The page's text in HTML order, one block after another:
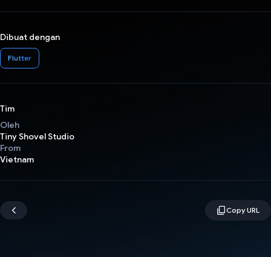
Dibuat dengan
Flutter
Tim
Oleh
Tiny Shovel Studio
From
Vietnam